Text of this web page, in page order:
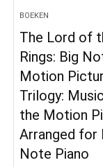
BOEKEN
The Lord of
Rings: Big
Motion
Trilogy:
the Motion
Arranged for
Note Piano